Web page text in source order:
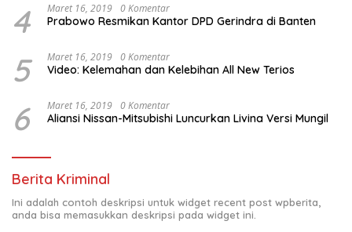
4 Maret 16, 2019 0 Komentar
Prabowo Resmikan Kantor DPD Gerindra di Banten
5 Maret 16, 2019 0 Komentar
Video: Kelemahan dan Kelebihan All New Terios
6 Maret 16, 2019 0 Komentar
Aliansi Nissan-Mitsubishi Luncurkan Livina Versi Mungil
Berita Kriminal
Ini adalah contoh deskripsi untuk widget recent post wpberita,
anda bisa memasukkan deskripsi pada widget ini.